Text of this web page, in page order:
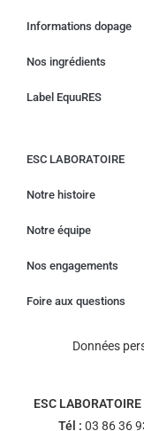
Informations dopage
Nos ingrédients
Label EquuRES
ESC LABORATOIRE
Notre histoire
Notre équipe
Nos engagements
Foire aux questions
Données
ESC LABORATOIRE
Tél : 03 86 36